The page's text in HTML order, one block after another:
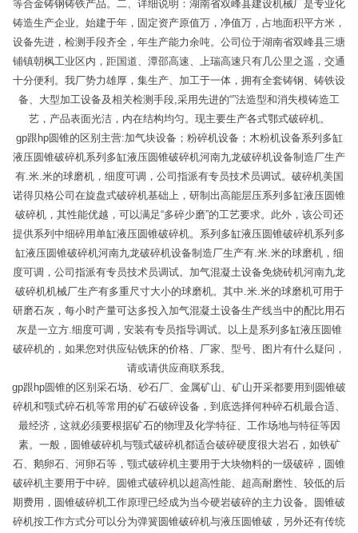
等合金铸钢铸铁产品。二、详细说明：湖南省双峰县建设机械厂是专业化
铸造生产企业。始建于年，固定资产原值万，净值万，占地面积平方米，
设备先进，检测手段齐全，年生产能力余吨。公司位于湖南省双峰县三塘
铺镇朝枫工业区内，距国道、潭邵高速、上瑞高速只有几公里之遥，交通
十分便利。我厂势力雄厚，集生产、加工于一体，拥有全套铸钢、铸铁设
备、大型加工设备及相关检测手段,采用先进的“”法造型和消失模铸造工
艺，产品表面光洁，内在结构均匀。现主要生产各式鄂式破碎机。
gp跟hp圆锥的区别主营:加气块设备；粉碎机设备；木粉机设备系列多缸
液压圆锥破碎机系列多缸液压圆锥破碎机河南九龙破碎机设备制造厂生产
有.米.米的球磨机，细度可调，公司指派有专员技术员调试。破碎机美国
诺得贝格公司在旋盘式破碎机基础上，研制出高能层压系列多缸液压圆锥
破碎机，其性能优越，可以满足“多碎少磨”的工艺要求。此外，该公司还
提供系列中细碎用单缸液压圆锥破碎机。系列多缸液压圆锥破碎机系列多
缸液压圆锥破碎机河南九龙破碎机设备制造厂生产有.米.米的球磨机，细
度可调，公司指派有专员技术员调试。加气混凝土设备免烧砖机河南九龙
破碎机机械厂生产有多重尺寸大小的球磨机。其中.米.米的球磨机可用于
研磨石灰，每小时产量可达多投入加气混凝土设备生产线当中的配比用石
灰是一立方.细度可调，安装有专员指导调试。以上是系列多缸液压圆锥
破碎机的，如果您对供应钻铣床的价格、厂家、型号、图片有什么疑问，
请或请供应商联系我。
gp跟hp圆锥的区别采石场、砂石厂、金属矿山、矿山开采都要用到圆锥破
碎机和颚式碎石机等常用的矿石破碎设备，到底选择何种碎石机最合适、
最经济，这就必须要根据矿石的物理及化学特征、工作场地与特征等因
素。一般，圆锥破碎机与颚式破碎机都适合破碎硬度很大岩石，如铁矿
石、鹅卵石、河卵石等，颚式破碎机主要用于大块物料的一级破碎，圆锥
破碎机主要用于中碎。圆锥式破碎机以超高性能、超高耐磨性、较低的后
期费用，圆锥破碎机工作原理已经成为当今硬岩破碎的主力设备。圆锥破
碎机按工作方式分可以分为弹簧圆锥破碎机与液压圆锥破，另外还有传统